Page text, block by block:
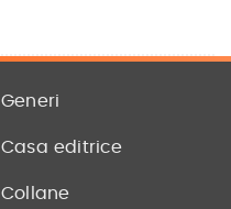
Generi
Casa editrice
Collane